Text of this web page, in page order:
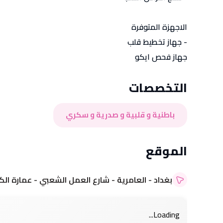
التسجيل عن طريق Google
التسجيل عن طريق Apple
التسجيل عن طريق Google
التسجيل عن طريق Apple
الاجهزة المتوفرة
- جهاز تخطيط قلب
جهاز فحص ايكو
التخصصات
باطنية و قلبية و صدرية و سكري
الموقع
بغداد - العامرية - شارع العمل الشعبي - عمارة
Loading...